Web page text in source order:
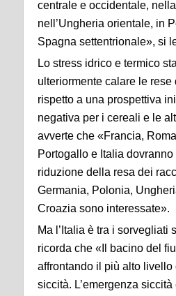
centrale e occidentale,
nell’Ungheria orientale, in
Spagna settentrionale», si
Lo stress idrico e termico
ulteriormente calare le
rispetto a una prospettiva
negativa per i cereali e le
avverte che «Francia,
Portogallo e Italia dovranno
riduzione della resa dei
Germania, Polonia,
Croazia sono interessate».
Ma l’Italia è tra i sorvegliati
ricorda che «Il bacino del
affrontando il più alto livello
siccità. L’emergenza